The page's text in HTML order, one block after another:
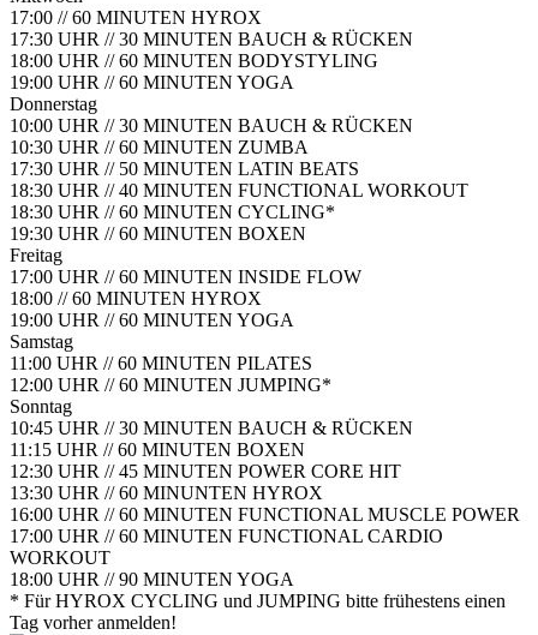
17:00 // 60 MINUTEN HYROX
17:30 UHR // 30 MINUTEN BAUCH & RÜCKEN
18:00 UHR // 60 MINUTEN BODYSTYLING
19:00 UHR // 60 MINUTEN YOGA
Donnerstag
10:00 UHR // 30 MINUTEN BAUCH & RÜCKEN
10:30 UHR // 60 MINUTEN ZUMBA
17:30 UHR // 50 MINUTEN LATIN BEATS
18:30 UHR // 40 MINUTEN FUNCTIONAL WORKOUT
18:30 UHR // 60 MINUTEN CYCLING*
19:30 UHR // 60 MINUTEN BOXEN
Freitag
17:00 UHR // 60 MINUTEN INSIDE FLOW
18:00 // 60 MINUTEN HYROX
19:00 UHR // 60 MINUTEN YOGA
Samstag
11:00 UHR // 60 MINUTEN PILATES
12:00 UHR // 60 MINUTEN JUMPING*
Sonntag
10:45 UHR // 30 MINUTEN BAUCH & RÜCKEN
11:15 UHR // 60 MINUTEN BOXEN
12:30 UHR // 45 MINUTEN POWER CORE HIT
13:30 UHR // 60 MINUNTEN HYROX
16:00 UHR // 60 MINUTEN FUNCTIONAL MUSCLE POWER
17:00 UHR // 60 MINUTEN FUNCTIONAL CARDIO
WORKOUT
18:00 UHR // 90 MINUTEN YOGA
* Für HYROX CYCLING und JUMPING bitte frühestens einen
Tag vorher anmelden!